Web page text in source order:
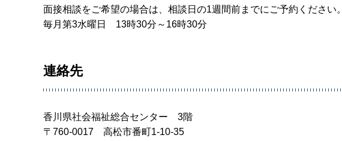
​​​​​​​面接相談をご希望の場合は、相談日の1週間前までにご予約ください。
毎月第3水曜日 13時30分～16時30分
連絡先
香川県社会福祉総合センター 3階
〒760-0017 高松市番町1-10-35